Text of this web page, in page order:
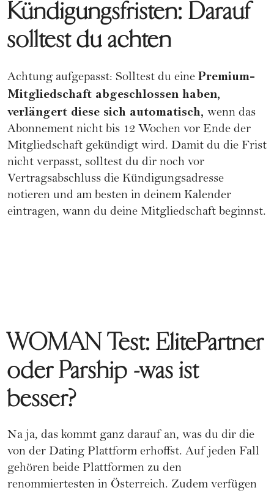
Kündigungsfristen: Darauf
solltest du achten
Achtung aufgepasst: Solltest du eine Premium-
Mitgliedschaft abgeschlossen haben,
verlängert diese sich automatisch, wenn das
Abonnement nicht bis 12 Wochen vor Ende der
Mitgliedschaft gekündigt wird. Damit du die Frist
nicht verpasst, solltest du dir noch vor
Vertragsabschluss die Kündigungsadresse
notieren und am besten in deinem Kalender
eintragen, wann du deine Mitgliedschaft beginnst.
WOMAN Test: ElitePartner
oder Parship -was ist
besser?
Na ja, das kommt ganz darauf an, was du dir die
von der Dating Plattform erhoffst. Auf jeden Fall
gehören beide Plattformen zu den
renommiertesten in Österreich. Zudem verfügen